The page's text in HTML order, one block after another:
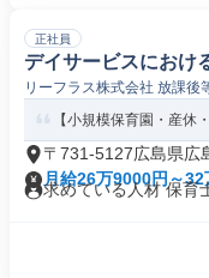
正社員
デイサービスにお
リーフラス株式会社 放課後
【小規模保育園・産休
〒731-5127広島県広
月給26万9000円～32
求めている人材 保育